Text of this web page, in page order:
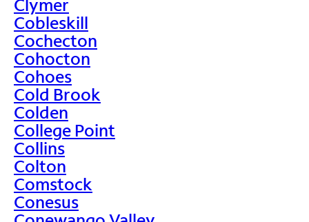
Clymer
Cobleskill
Cochecton
Cohocton
Cohoes
Cold Brook
Colden
College Point
Collins
Colton
Comstock
Conesus